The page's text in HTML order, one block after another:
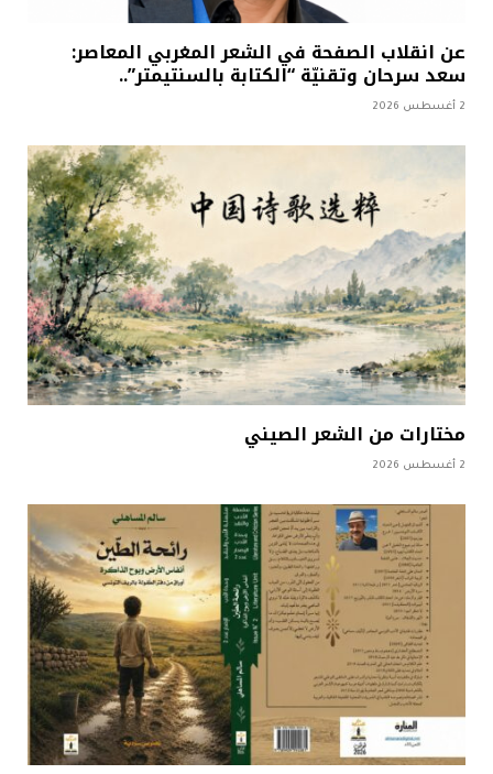
عن انقلاب الصفحة في الشعر المغربي المعاصر:
سعد سرحان وتقنيّة “الكتابة بالسنتيمتر”..
2 أغسطس 2026
مختارات من الشعر الصيني
2 أغسطس 2026